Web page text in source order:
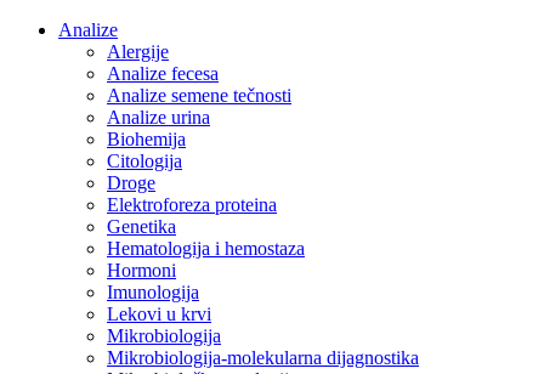
Analize
Alergije
Analize fecesa
Analize semene tečnosti
Analize urina
Biohemija
Citologija
Droge
Elektroforeza proteina
Genetika
Hematologija i hemostaza
Hormoni
Imunologija
Lekovi u krvi
Mikrobiologija
Mikrobiologija-molekularna dijagnostika